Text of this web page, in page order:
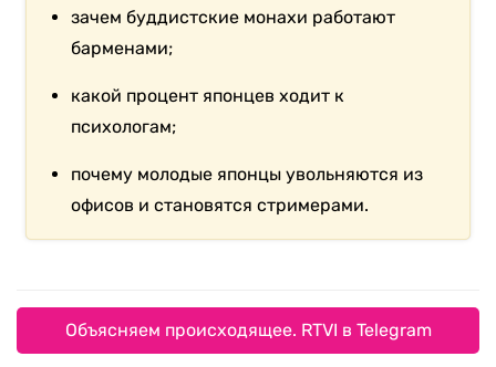
зачем буддистские монахи работают
барменами;
какой процент японцев ходит к
психологам;
почему молодые японцы увольняются из
офисов и становятся стримерами.
Объясняем происходящее. RTVI в Telegram